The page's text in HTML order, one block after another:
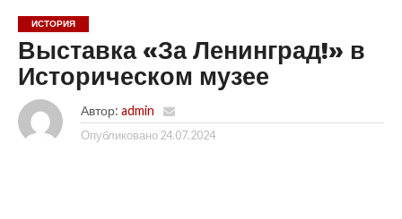
ИСТОРИЯ
Выставка «За Ленинград!» в
Историческом музее
Автор: admin
Опубликовано 24.07.2024